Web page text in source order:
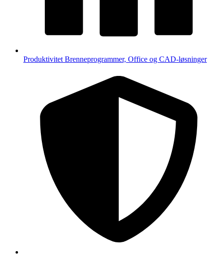
Produktivitet Brenneprogrammer, Office og CAD-løsninger